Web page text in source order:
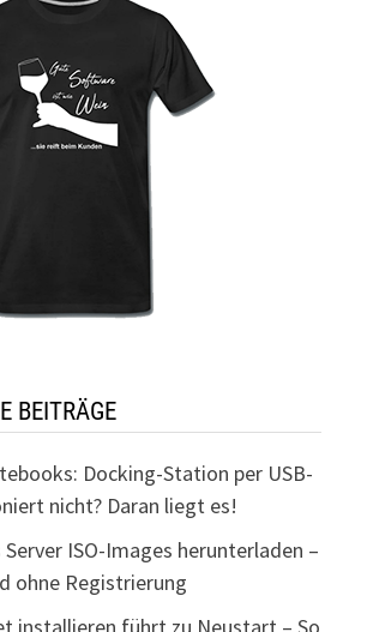
BEITRÄGE
Docking-Station per USB-
nicht? Daran liegt es!
ISO-Images herunterladen –
ohne Registrierung